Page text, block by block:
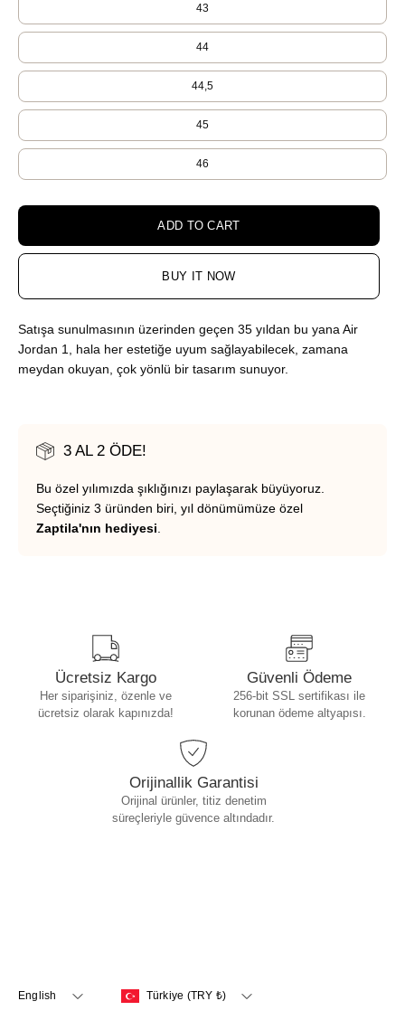
43
44
44,5
45
46
ADD TO CART
BUY IT NOW
Satışa sunulmasının üzerinden geçen 35 yıldan bu yana Air
Jordan 1, hala her estetiğe uyum sağlayabilecek, zamana
meydan okuyan, çok yönlü bir tasarım sunuyor.
3 AL 2 ÖDE!
Bu özel yılımızda şıklığınızı paylaşarak büyüyoruz.
Seçtiğiniz 3 üründen biri, yıl dönümümüze özel
Zaptila'nın hediyesi
Ücretsiz Kargo
Her siparişiniz, özenle ve
ücretsiz olarak kapınızda!
Güvenli Ödeme
256-bit SSL sertifikası ile
korunan ödeme altyapısı.
Orijinallik Garantisi
Orijinal ürünler, titiz denetim
süreçleriyle güvence altındadır.
Language
English Country
Türkiye (TRY ₺)